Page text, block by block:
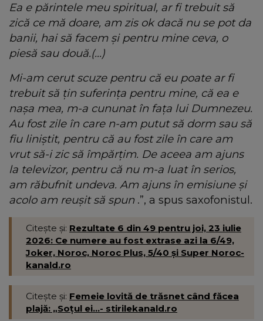
Ea e părintele meu spiritual, ar fi trebuit să
zică ce mă doare, am zis ok dacă nu se pot da
banii, hai să facem și pentru mine ceva, o
piesă sau două.(...)
Mi-am cerut scuze pentru că eu poate ar fi
trebuit să țin suferința pentru mine, că ea e
nașa mea, m-a cununat în fața lui Dumnezeu.
Au fost zile în care n-am putut să dorm sau să
fiu liniștit, pentru că au fost zile în care am
vrut să-i zic să împărțim. De aceea am ajuns
la televizor, pentru că nu m-a luat în serios,
am răbufnit undeva. Am ajuns în emisiune și
acolo am reușit să spun .”, a spus saxofonistul.
Citește și: Rezultate 6 din 49 pentru joi, 23 iulie
2026: Ce numere au fost extrase azi la 6/49,
Joker, Noroc, Noroc Plus, 5/40 și Super Noroc-
kanald.ro
Citește și: Femeie lovită de trăsnet când făcea
plajă: „Soțul ei...- stirilekanald.ro